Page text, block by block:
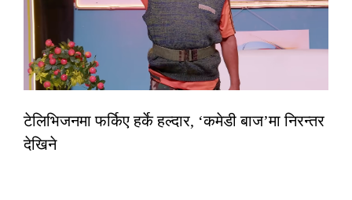
टेलिभिजनमा फर्किए हर्के हल्दार, ‘कमेडी बाज’मा निरन्तर
देखिने